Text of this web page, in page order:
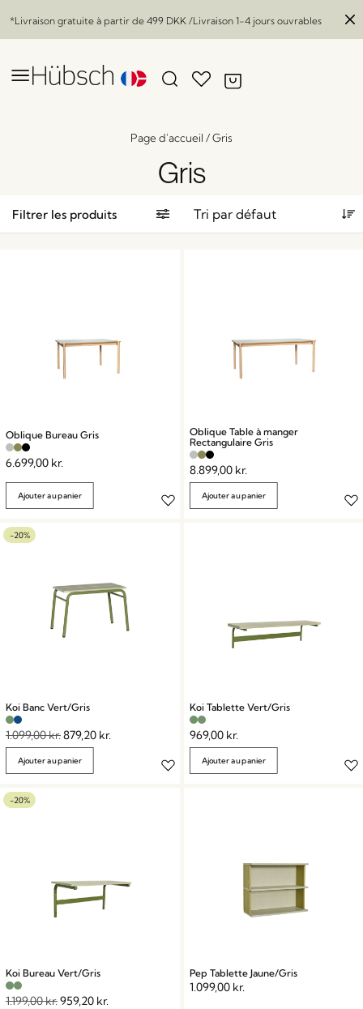
*Livraison gratuite à partir de 499 DKK /Livraison 1-4 jours ouvrables
Page d'accueil /Gris
Gris
Filtrer les produits
Oblique Bureau Gris
6.699,00 kr.
Ajouter au panier
Oblique Table à manger
Rectangulaire Gris
8.899,00 kr.
Ajouter au panier
-20%
Koi Banc Vert/Gris
1.099,00kr.879,20 kr.
Ajouter au panier
Koi Tablette Vert/Gris
969,00 kr.
Ajouter au panier
-20%
Koi Bureau Vert/Gris
1.199,00kr.959,20 kr.
Pep Tablette Jaune/Gris
1.099,00 kr.